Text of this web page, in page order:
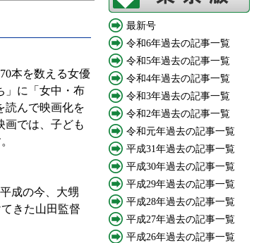
本を数える女優
」に「女中・布
読んで映画化を
画では、子ども
成の今、大甥
きた山田監督
最新号
令和6年過去の記事一覧
令和5年過去の記事一覧
令和4年過去の記事一覧
令和3年過去の記事一覧
令和2年過去の記事一覧
令和元年過去の記事一覧
平成31年過去の記事一覧
平成30年過去の記事一覧
平成29年過去の記事一覧
平成28年過去の記事一覧
平成27年過去の記事一覧
平成26年過去の記事一覧